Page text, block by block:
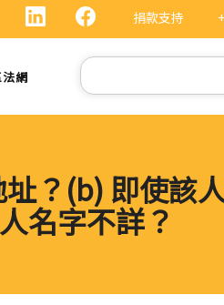
捐款支持
網
Search
？(b) 即使該
名字不詳？